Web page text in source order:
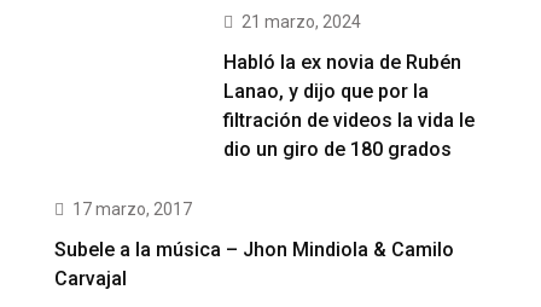
21 marzo, 2024
Habló la ex novia de Rubén
Lanao, y dijo que por la
filtración de videos la vida le
dio un giro de 180 grados
17 marzo, 2017
Subele a la música – Jhon Mindiola & Camilo
Carvajal